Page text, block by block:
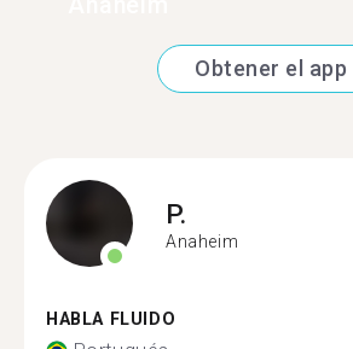
Obtener el app
P.
Anaheim
HABLA FLUIDO